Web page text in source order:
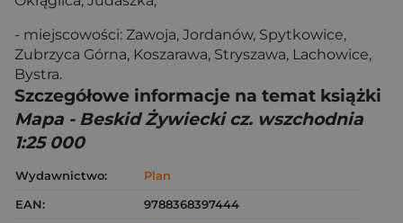
- miejscowości: Zawoja, Jordanów, Spytkowice,
Zubrzyca Górna, Koszarawa, Stryszawa, Lachowice,
Bystra.
Szczegółowe informacje na temat książki
Mapa - Beskid Żywiecki cz. wszchodnia
1:25 000
Wydawnictwo:
Plan
EAN:
9788368397444